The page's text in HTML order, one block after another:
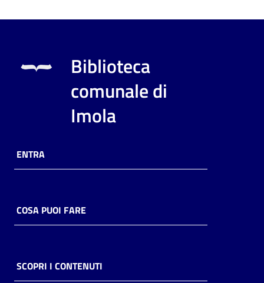
puoi
Risorse
online
Casa
Piani
Biblioteca
comunale di
Imola
ENTRA
COSA PUOI FARE
SCOPRI I CONTENUTI